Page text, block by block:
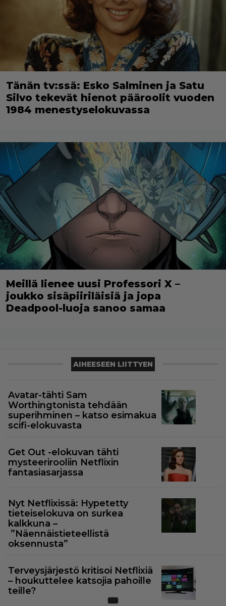
Tänän tv:ssä: Esko Salminen ja Satu
Silvo tekevät hienot pääroolit vuoden
1984 menestyselokuvassa
Meillä lienee uusi Professori X –
joukko sisäpiiriläisiä ja jopa
Deadpool-luoja sanoo samaa
AIHEESEEN LIITTYEN
Avatar-tähti Sam
Worthingtonista tehdään
superihminen – katso esimakua
scifi-elokuvasta
Get Out -elokuvan tähti
mysteerirooliin Netflixin
fantasiasarjassa
Nyt Netflixissä: Hypetetty
tieteiselokuva on surkea
kalkkuna –
”Näennäistieteellistä
oksennusta”
Terveysjärjestö kritisoi Netflixiä
– houkuttelee katsojia pahoille
teille?